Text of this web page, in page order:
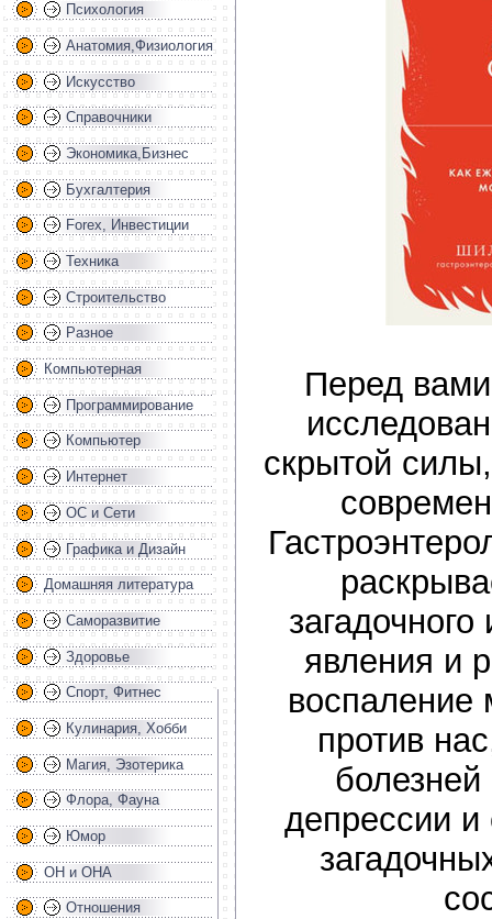
Психология
Анатомия,Физиология
Искусство
Справочники
Экономика,Бизнес
Бухгалтерия
Forex, Инвестиции
Техника
Строительство
Разное
Компьютерная
Программирование
Компьютер
Интернет
ОС и Сети
Графика и Дизайн
Домашняя литература
Саморазвитие
Здоровье
Спорт, Фитнес
Кулинария, Хобби
Магия, Эзотерика
Флора, Фауна
Юмор
ОН и ОНА
Отношения
Перед
скрытой
загадочного
явления и
воспаление
против
депрессии и